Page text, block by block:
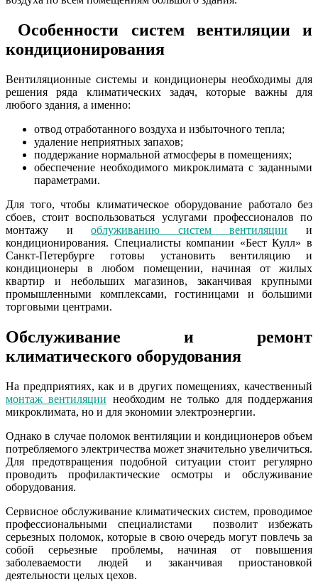
Особенности систем вентиляции и
кондиционирования
Вентиляционные системы и кондиционеры необходимы для
решения ряда климатических задач, которые важны для
любого здания, а именно:
отвод отработанного воздуха и избыточного тепла;
удаление неприятных запахов;
поддержание нормальной атмосферы в помещениях;
обеспечение необходимого микроклимата с заданными
параметрами.
Для того, чтобы климатическое оборудование работало без
сбоев, стоит воспользоваться услугами профессионалов по
монтажу иоблуживанию систем вентиляции и
кондиционирования. Специалисты компании «Бест Кулл» в
Санкт-Петербурге готовы установить вентиляцию и
кондиционеры в любом помещении, начиная от жилых
квартир и небольших магазинов, заканчивая крупными
промышленными комплексами, гостиницами и большими
торговыми центрами.
Обслуживание и ремонт
климатического оборудования
На предприятиях, как и в других помещениях, качественный
монтаж вентиляции необходим не только для поддержания
микроклимата, но и для экономии электроэнергии.
Однако в случае поломок вентиляции и кондиционеров объем
потребляемого электричества может значительно увеличиться.
Для предотвращения подобной ситуации стоит регулярно
проводить профилактические осмотры и обслуживание
оборудования.
Сервисное обслуживание климатических систем, проводимое
профессиональными специалистами позволит избежать
серьезных поломок, которые в свою очередь могут повлечь за
собой серьезные проблемы, начиная от повышения
заболеваемости людей и заканчивая приостановкой
деятельности целых цехов.